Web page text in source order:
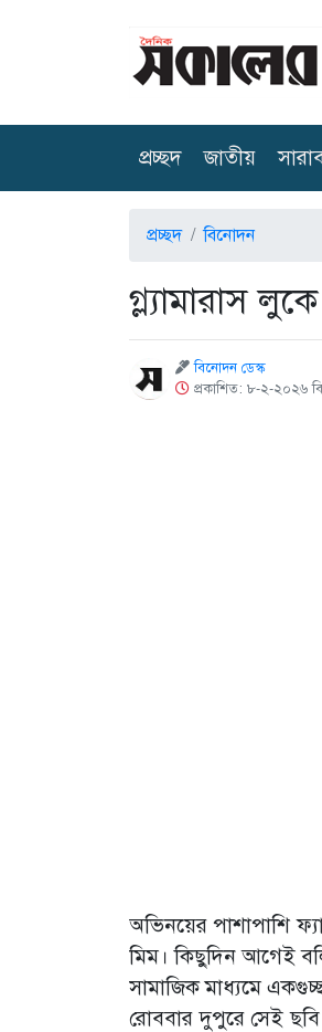
প্রচ্ছদ(current)
জাতীয়
প্রচ্ছদ বিনোদন
গ্ল্যামারাস
বিনোদন ডেস্ক
প্রকাশিত: ৮-২-২০২৬
অভিনয়ের পাশাপাশি
মিম। কিছুদিন আগেই
সামাজিক মাধ্যমে
রোববার দুপুরে সেই ছবি